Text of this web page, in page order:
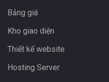
Bảng giá
Kho giao diện
Thiết kế website
Hosting Server